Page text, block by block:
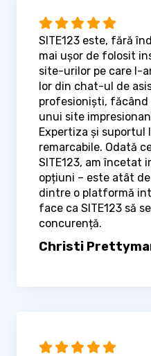
SITE123 este, fără
mai ușor de folosit
site-urilor pe care l-
lor din chat-ul de
profesioniști, făcând
unui site
Expertiza și
remarcabile. Odată
SITE123, am încetat
opțiuni – este atât
dintre o platformă
face ca SITE123 să
concurență.
Christi